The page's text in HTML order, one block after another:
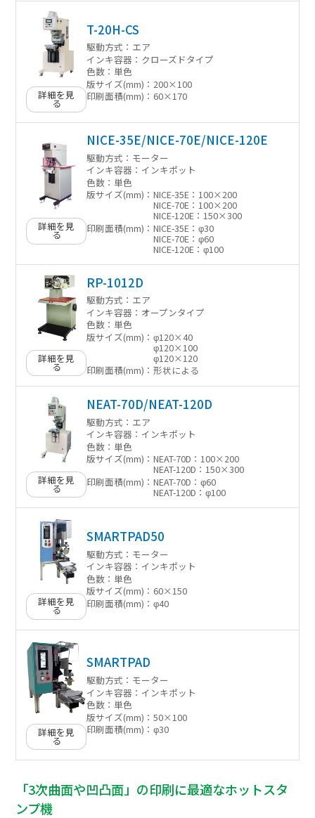
詳細を見
る
T-20H-CS
駆動方式： エア
インキ容器： クローズドタイプ
色数： 単色
版サイズ(mm)： 200×100
印刷面積(mm)：60×170
詳細を見
る
NICE-35E/NICE-70E/NICE-120E
駆動方式： モーター
インキ容器： インキポット
色数： 単色
版サイズ(mm)：NICE-35E：100×200
NICE-70E：100×200
NICE-120E：150×300
印刷面積(mm)：NICE-35E：φ30
NICE-70E：φ60
NICE-120E：φ100
詳細を見
る
RP-1012D
駆動方式： エア
インキ容器： オープンタイプ
色数： 単色
版サイズ(mm)：φ120×40
φ120×100
φ120×120
印刷面積(mm)：形状による
詳細を見
る
NEAT-70D/NEAT-120D
駆動方式： エア
インキ容器： インキポット
色数： 単色
版サイズ(mm)：NEAT-70D：100×200
NEAT-120D：150×300
印刷面積(mm)：NEAT-70D：φ60
NEAT-120D：φ100
詳細を見
る
SMARTPAD50
駆動方式： モーター
インキ容器： インキポット
色数： 単色
版サイズ(mm)：60×150
印刷面積(mm)：φ40
詳細を見
る
SMARTPAD
駆動方式： モーター
インキ容器： インキポット
色数： 単色
版サイズ(mm)：50×100
印刷面積(mm)：φ30
「3次曲面や凹凸面」の印刷に最適なホットスタ
ンプ機